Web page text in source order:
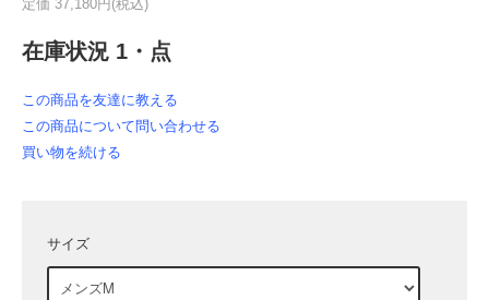
定価 37,180円(税込)
在庫状況 1・点
この商品を友達に教える
この商品について問い合わせる
買い物を続ける
サイズ